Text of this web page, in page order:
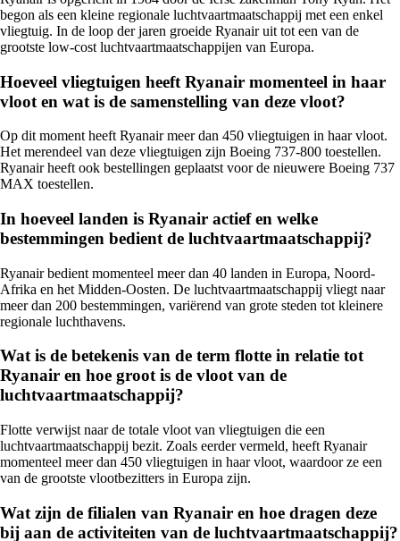
begon als een kleine regionale luchtvaartmaatschappij met een enkel
vliegtuig. In de loop der jaren groeide Ryanair uit tot een van de
grootste low-cost luchtvaartmaatschappijen van Europa.
Hoeveel vliegtuigen heeft Ryanair momenteel in haar
vloot en wat is de samenstelling van deze vloot?
Op dit moment heeft Ryanair meer dan 450 vliegtuigen in haar vloot.
Het merendeel van deze vliegtuigen zijn Boeing 737-800 toestellen.
Ryanair heeft ook bestellingen geplaatst voor de nieuwere Boeing 737
MAX toestellen.
In hoeveel landen is Ryanair actief en welke
bestemmingen bedient de luchtvaartmaatschappij?
Ryanair bedient momenteel meer dan 40 landen in Europa, Noord-
Afrika en het Midden-Oosten. De luchtvaartmaatschappij vliegt naar
meer dan 200 bestemmingen, variërend van grote steden tot kleinere
regionale luchthavens.
Wat is de betekenis van de term flotte in relatie tot
Ryanair en hoe groot is de vloot van de
luchtvaartmaatschappij?
Flotte verwijst naar de totale vloot van vliegtuigen die een
luchtvaartmaatschappij bezit. Zoals eerder vermeld, heeft Ryanair
momenteel meer dan 450 vliegtuigen in haar vloot, waardoor ze een
van de grootste vlootbezitters in Europa zijn.
Wat zijn de filialen van Ryanair en hoe dragen deze
bij aan de activiteiten van de luchtvaartmaatschappij?